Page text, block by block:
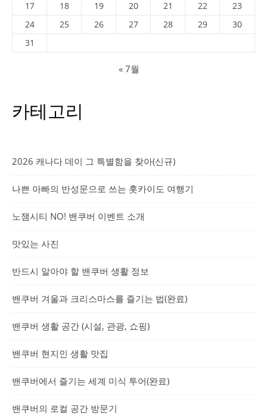
17
18 19 20 21 22
23
24
25 26 27 28 29
30
31
« 7월
카테고리
2026 캐나다 데이 그 특별함을 찾아(신규)
나쁜 아빠의 반성문으로 쓰는 홋카이도 여행기
노잼시티 NO! 밴쿠버 이벤트 소개
맛있는 사진
반드시 알아야 할 밴쿠버 생활 정보
밴쿠버 겨울과 크리스마스를 즐기는 법(완료)
밴쿠버 생활 공간 (시설, 관광, 쇼핑)
밴쿠버 현지인 생활 맛집
밴쿠버에서 즐기는 세계 미식 투어(완료)
밴쿠버의 로컬 공간 방문기